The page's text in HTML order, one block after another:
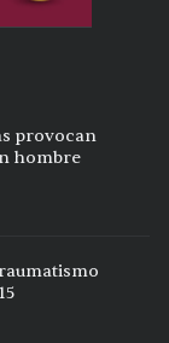
provocan
hombre